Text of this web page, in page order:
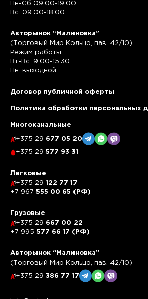
Пн-Сб 09:00-19:00
Вс: 09:00-18:00
Авторынок “Малиновка”
(Торговый Мир Кольцо, пав. 42/10)
Режим работы:
Вт-Вс: 9:00-15:30
Пн: выходной
Договор публичной оферты
Политика обработки персональных
Многоканальные
+375 29 677 05 20
+375 29 577 93 31
Легковые
+375 29 122 77 17
+7 967 555 00 65 (РФ)
Грузовые
+375 29 667 00 22
+7 995 577 66 17 (РФ)
Авторынок “Малиновка”
(Торговый Мир Кольцо, пав. 42/10)
+375 29 386 77 17